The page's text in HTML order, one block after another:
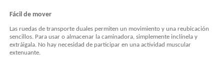
Fácil de mover
Las ruedas de transporte duales permiten un movimiento y una reubicación
sencillos. Para usar o almacenar la caminadora, simplemente inclínela y
extráigala. No hay necesidad de participar en una actividad muscular
extenuante.